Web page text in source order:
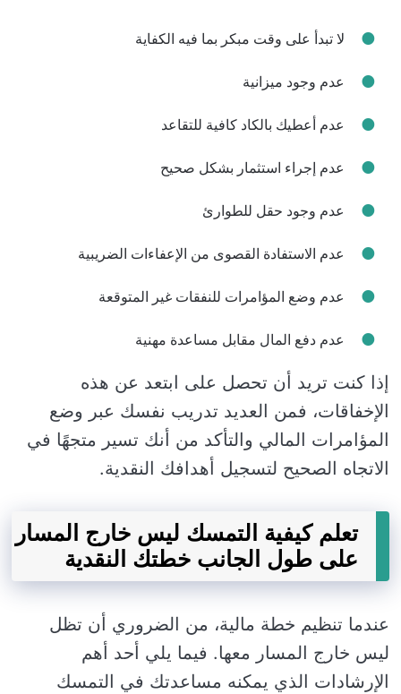
لا تبدأ على وقت مبكر بما فيه الكفاية
عدم وجود ميزانية
عدم أعطيك بالكاد كافية للتقاعد
عدم إجراء استثمار بشكل صحيح
عدم وجود حقل للطوارئ
عدم الاستفادة القصوى من الإعفاءات الضريبية
عدم وضع المؤامرات للنفقات غير المتوقعة
عدم دفع المال مقابل مساعدة مهنية
إذا كنت تريد أن تحصل على ابتعد عن هذه
الإخفاقات، فمن العديد تدريب نفسك عبر وضع
المؤامرات المالي والتأكد من أنك تسير متجهًا في
الاتجاه الصحيح لتسجيل أهدافك النقدية.
تعلم كيفية التمسك ليس خارج المسار
على طول الجانب خطتك النقدية
عندما تنظيم خطة مالية، من الضروري أن تظل
ليس خارج المسار معها. فيما يلي أحد أهم
الإرشادات الذي يمكنه مساعدتك في التمسك